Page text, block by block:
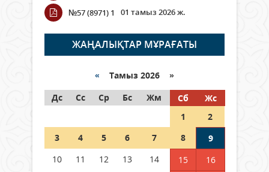
Wi-Fi ҚАБЫРҒА АРҚЫЛЫ ҚАЛАЙ
ӨТЕДІ?
06 тамыз 2026 ж. 276
граждане Казахстана,
05 тамыз 2026 ж. 157
Шетелде жүрген Қазақстан
азаматтары қалай дауыс бере
№57 (8971) 1
01 тамыз 2026 ж.
ЖАҢАЛЫҚТАР МҰРАҒАТЫ
« Тамыз 2026 »
Дс
Сс Ср Бс Жм Сб
Жс
1
2
3
4 5 6 7 8
9
10
11 12 13 14 15
16